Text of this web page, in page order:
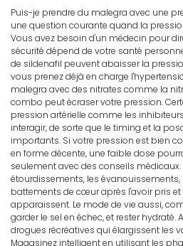
Puis-je prendre du malegra avec une
une question courante quand la
Vous avez besoin d'un médecin pour
sécurité dépend de votre santé
de sildenafil peuvent abaisser la
vous prenez déjà en charge
malegra avec des nitrates comme la
combo peut écraser votre pression.
pression artérielle comme les
interagir, de sorte que le timing et la
importants. Si votre pression est bien
en forme décente, une faible dose
seulement avec des conseils médicaux.
étourdissements, les évanouissements,
battements de cœur après l'avoir pris et
apparaissent. Le mode de vie aussi,
garder le sel en échec, et rester hydraté.
drogues récréatives qui élargissent les
Magasinez intelligent en utilisant les